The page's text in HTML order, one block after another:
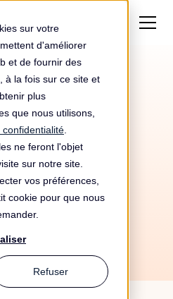
sur votre
d'améliorer
et de fournir des
à la fois sur ce site et
plus
que nous utilisons,
confidentialité
ne feront l'objet
sur notre site.
vos préférences,
cookie pour que nous
Refuser
6/26